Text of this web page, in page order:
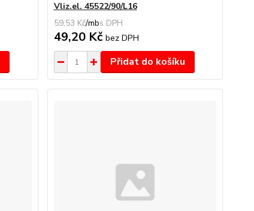
Vliz.el. 45522/90/L16
59,53 Kč/mb
49,20 Kč bez DPH
Přidat do košíku